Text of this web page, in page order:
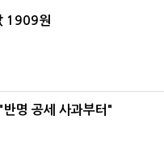
1909원
명 공세 사과부터"